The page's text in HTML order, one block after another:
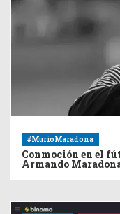
#MurioMaradona
Conmoción en el
Armando